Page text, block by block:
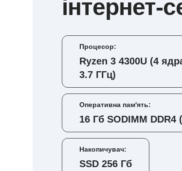
інтернет-
Процесор:
Ryzen 3 4300U (4
3.7 ГГц)
Оперативна пам'ять:
16 Гб SODIMM DDR4
Накопичувач:
SSD 256 Гб